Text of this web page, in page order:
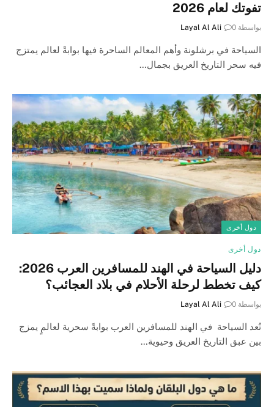
تفوتك لعام 2026
بواسطة Layal Al Ali 0
السياحة في برشلونة وأهم المعالم الساحرة فيها بوابةً لعالم يمتزج
فيه سحر التاريخ العريق بجمال…
دول أخرى
دول أخرى
دليل السياحة في الهند للمسافرين العرب 2026:
كيف تخطط لرحلة الأحلام في بلاد العجائب؟
بواسطة Layal Al Ali 0
تُعد السياحة في الهند للمسافرين العرب بوابةً سحرية لعالمٍ يمزج
بين عبق التاريخ العريق وحيوية…